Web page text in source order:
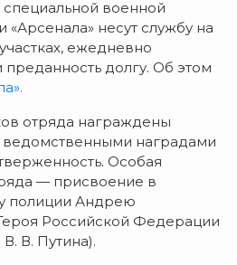
специальной военной
несут службу на
ежедневно
преданность долгу. Об этом
отряда награждены
наградами
Особая
— присвоение в
полиции Андрею
Российской Федерации
В. Путина).